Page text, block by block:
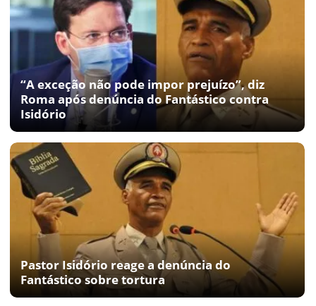
“A exceção não pode impor prejuízo”, diz
Roma após denúncia do Fantástico contra
Isidório
Pastor Isidório reage a denúncia do
Fantástico sobre tortura